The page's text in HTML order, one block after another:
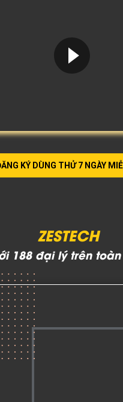
KÝ DÙNG THỬ 7 NGÀY
ZESTECH
188 đại lý trên